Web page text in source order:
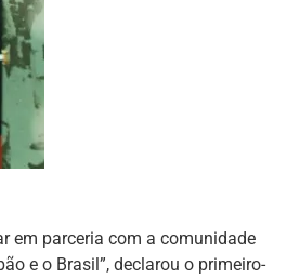
em parceria com a comunidade
e o Brasil”, declarou o primeiro-